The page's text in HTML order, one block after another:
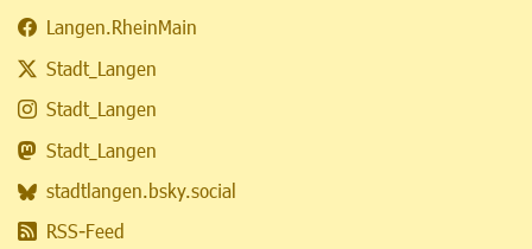
Langen.RheinMain
Stadt_Langen
Stadt_Langen
Stadt_Langen
stadtlangen.bsky.social
RSS-Feed